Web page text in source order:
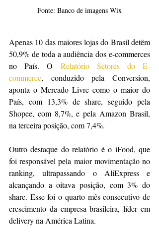
Fonte: Banco de imagens Wix
Apenas 10 das maiores lojas do Brasil detêm
50,9% de toda a audiência dos e-commerces
no País. O Relatório Setores do E-
commerce, conduzido pela Conversion,
aponta o Mercado Livre como o maior do
País, com 13,3% de share, seguido pela
Shopee, com 8,7%, e pela Amazon Brasil,
na terceira posição, com 7,4%.
Outro destaque do relatório é o iFood, que
foi responsável pela maior movimentação no
ranking, ultrapassando o AliExpress e
alcançando a oitava posição, com 3% do
share. Esse foi o quarto mês consecutivo de
crescimento da empresa brasileira, líder em
delivery na América Latina.